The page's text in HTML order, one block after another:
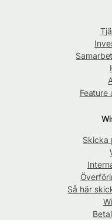
Feature
Skicka
Så här